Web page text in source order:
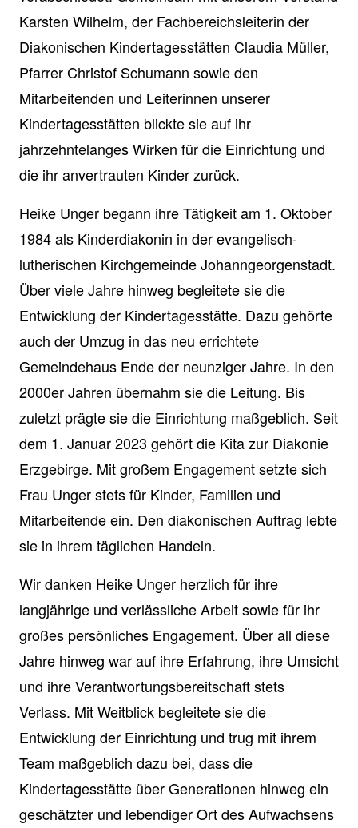
Karsten Wilhelm, der Fachbereichsleiterin der
Diakonischen Kindertagesstätten Claudia Müller,
Pfarrer Christof Schumann sowie den
Mitarbeitenden und Leiterinnen unserer
Kindertagesstätten blickte sie auf ihr
jahrzehntelanges Wirken für die Einrichtung und
die ihr anvertrauten Kinder zurück.
Heike Unger begann ihre Tätigkeit am 1. Oktober
1984 als Kinderdiakonin in der evangelisch-
lutherischen Kirchgemeinde Johanngeorgenstadt.
Über viele Jahre hinweg begleitete sie die
Entwicklung der Kindertagesstätte. Dazu gehörte
auch der Umzug in das neu errichtete
Gemeindehaus Ende der neunziger Jahre. In den
2000er Jahren übernahm sie die Leitung. Bis
zuletzt prägte sie die Einrichtung maßgeblich. Seit
dem 1. Januar 2023 gehört die Kita zur Diakonie
Erzgebirge. Mit großem Engagement setzte sich
Frau Unger stets für Kinder, Familien und
Mitarbeitende ein. Den diakonischen Auftrag lebte
sie in ihrem täglichen Handeln.
Wir danken Heike Unger herzlich für ihre
langjährige und verlässliche Arbeit sowie für ihr
großes persönliches Engagement. Über all diese
Jahre hinweg war auf ihre Erfahrung, ihre Umsicht
und ihre Verantwortungsbereitschaft stets
Verlass. Mit Weitblick begleitete sie die
Entwicklung der Einrichtung und trug mit ihrem
Team maßgeblich dazu bei, dass die
Kindertagesstätte über Generationen hinweg ein
geschätzter und lebendiger Ort des Aufwachsens